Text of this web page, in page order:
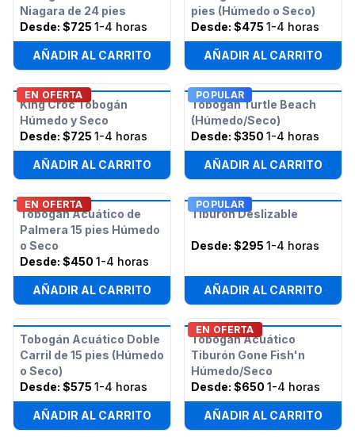
Niagara de 24 pies
Desde: $725 1-4 horas
AÑADIR AL CARRITO
pies (Húmedo o Seco)
Desde: $475 1-4 horas
AÑADIR AL CARRITO
EN OFERTA
King Croc Tobogán
Húmedo y Seco
Desde: $725 1-4 horas
AÑADIR AL CARRITO
POPULAR
Tobogán Turtle Beach
(Húmedo/Seco)
Desde: $350 1-4 horas
AÑADIR AL CARRITO
EN OFERTA
Tobogán Acuático de
Palmera 15 pies Húmedo
o Seco
Desde: $450 1-4 horas
AÑADIR AL CARRITO
POPULAR
Tiburón Deslizable
Desde: $295 1-4 horas
AÑADIR AL CARRITO
Tobogán Acuático Doble
Carril de 15 pies (Húmedo
o Seco)
Desde: $575 1-4 horas
AÑADIR AL CARRITO
EN OFERTA
Tobogán Acuático
Tiburón Gone Fish'n
Húmedo/Seco
Desde: $650 1-4 horas
AÑADIR AL CARRITO